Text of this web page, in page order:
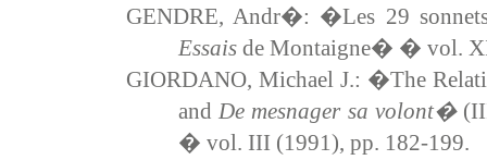
GENDRE, Andr�: �Les 29
Essais de Montaigne� � vol.
GIORDANO, Michael J.: �The
andDe mesnager sa volont�
� vol. III (1991), pp. 182-199.